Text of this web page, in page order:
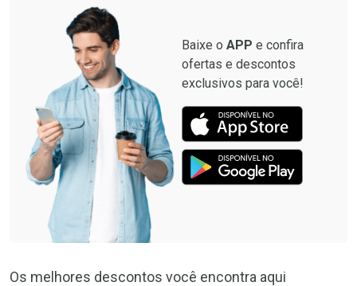
Baixe o APP e confira
ofertas e descontos
exclusivos para você!
Os melhores descontos você encontra aqui